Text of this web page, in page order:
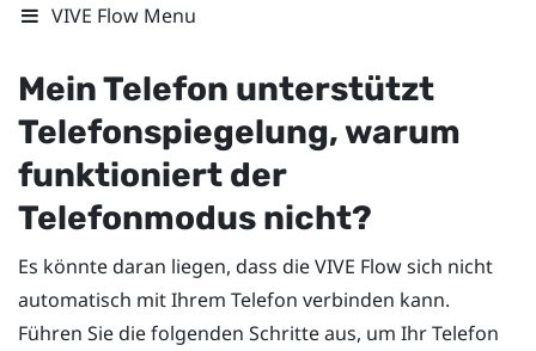
VIVE Flow Menu
Mein Telefon unterstützt
Telefonspiegelung, warum
funktioniert der
Telefonmodus nicht?
Es könnte daran liegen, dass dieVIVE Flowsich nicht
automatisch mit Ihrem Telefon verbinden kann.
Führen Sie die folgenden Schritte aus, um Ihr Telefon